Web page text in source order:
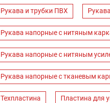
Рукава и трубки ПВХ
Рукава напорные с нитяным
Рукава напорные с нитяным
Рукава напорные с тканевым
Техпластина Пластина для